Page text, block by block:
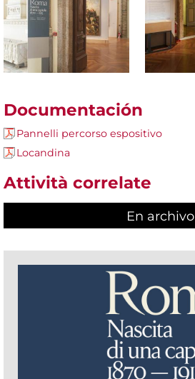
Documentación
Pannelli percorso espositivo
Locandina
Attività correlate
En archivo